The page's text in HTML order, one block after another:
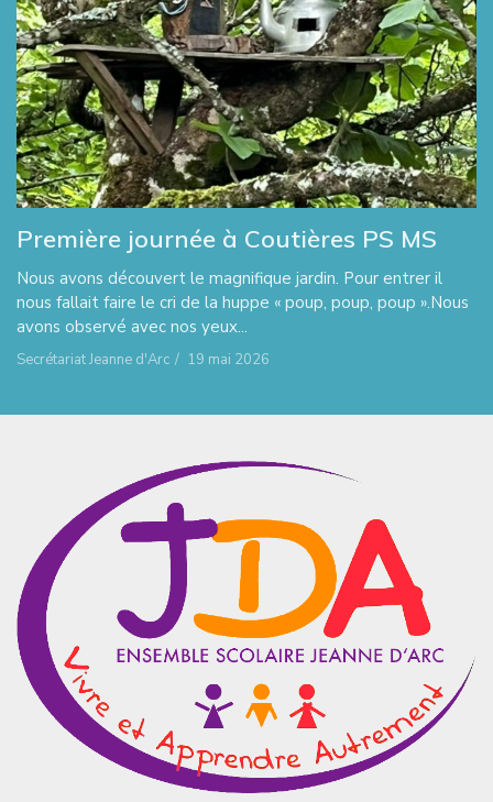
Première journée à Coutières PS MS
Nous avons découvert le magnifique jardin. Pour entrer il
nous fallait faire le cri de la huppe « poup, poup, poup ».Nous
avons observé avec nos yeux...
Secrétariat Jeanne d'Arc / 19 mai 2026